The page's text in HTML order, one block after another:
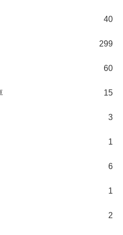
40
299
60
15
3
1
6
1
2